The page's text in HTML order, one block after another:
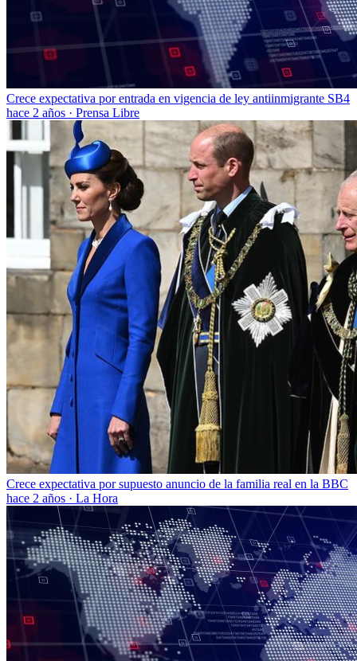
Crece expectativa por entrada en vigencia de ley antiinmigrante SB4
hace 2 años · Prensa Libre
Crece expectativa por supuesto anuncio de la familia real en la BBC
hace 2 años · La Hora